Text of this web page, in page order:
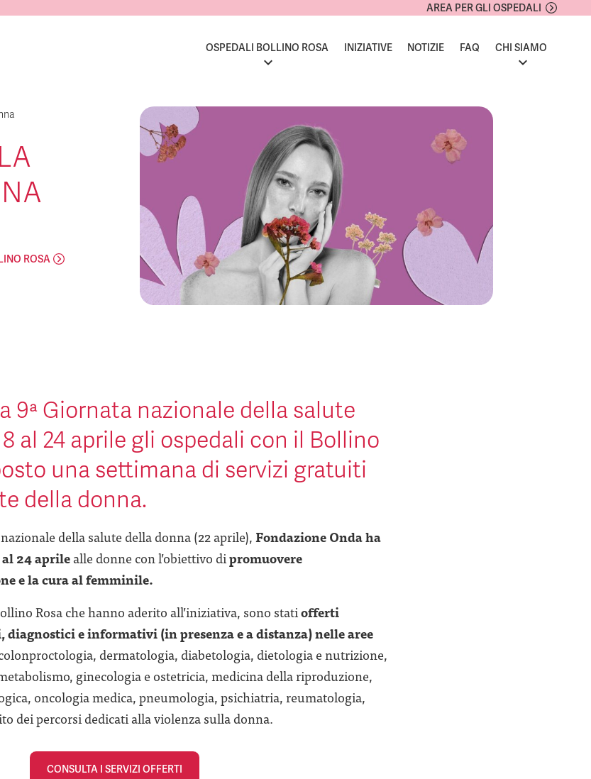
AREA PER GLI OSPEDALI
OSPEDALI BOLLINO ROSA INIZIATIVE NOTIZIE FAQ CHI SIAMO
ROSA
9ª Giornata nazionale della salute
al 24 aprile gli ospedali con il Bollino
una settimana di servizi gratuiti
della donna.
della salute della donna (22 aprile),Fondazione Onda ha
24 aprilealle donne con l’obiettivo dipromuovere
e la cura al femminile.
Rosa che hanno aderito all’iniziativa, sono statiofferti
e informativi (in presenza e a distanza) nelle aree
dermatologia, diabetologia, dietologia e nutrizione,
ginecologia e ostetricia, medicina della riproduzione,
oncologia medica, pneumologia, psichiatria, reumatologia,
dei percorsi dedicati alla violenza sulla donna.
CONSULTA I SERVIZI OFFERTI